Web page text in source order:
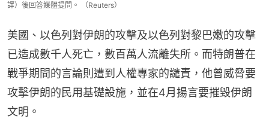
譯）後回答媒體提問。 （Reuters）
美國、以色列對伊朗的攻擊及以色列對黎巴嫩的攻擊
已造成數千人死亡，數百萬人流離失所。而特朗普在
戰爭期間的言論則遭到人權專家的譴責，他曾威脅要
攻擊伊朗的民用基礎設施，並在4月揚言要摧毀伊朗
文明。